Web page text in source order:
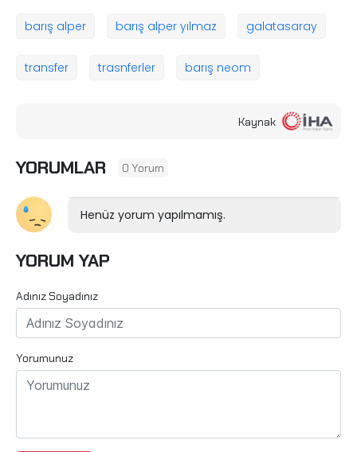
barış alper barış alper yılmaz galatasaray
transfer trasnferler barış neom
Kaynak
YORUMLAR 0 Yorum
Henüz yorum yapılmamış.
YORUM YAP
Adınız Soyadınız
Yorumunuz